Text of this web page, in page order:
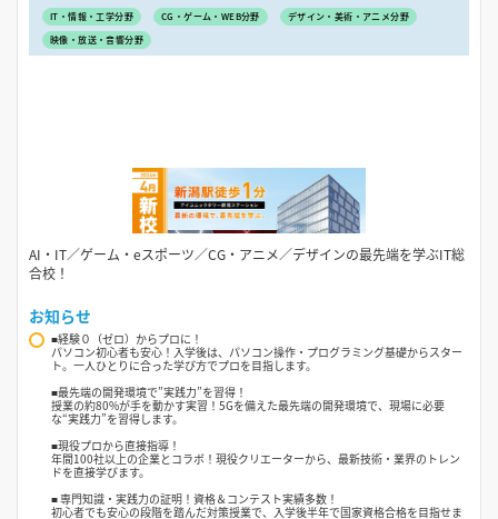
IT・情報・工学分野 CG・ゲーム・WEB分野
デザイン・美術・アニメ分野
映像・放送・音響分野
AI・IT／ゲーム・eスポーツ／CG・アニメ／デザインの最先端を学ぶIT総
合校！
お知らせ
■経験０（ゼロ）からプロに！
パソコン初心者も安心！入学後は、パソコン操作・プログラミング基礎からスター
ト。一人ひとりに合った学び方でプロを目指します。
■最先端の開発環境で”実践力”を習得！
授業の約80%が手を動かす実習！5Gを備えた最先端の開発環境で、現場に必要
な“実践力”を習得します。
■現役プロから直接指導！
年間100社以上の企業とコラボ！現役クリエーターから、最新技術・業界のトレン
ドを直接学びます。
■ 専門知識・実践力の証明！資格＆コンテスト実績多数！
初心者でも安心の段階を踏んだ対策授業で、入学後半年で国家資格合格を目指せま